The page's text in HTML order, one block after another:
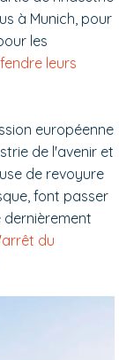
à Munich, pour
les
leurs
européenne
de l'avenir et
de revoyure
font passer
dernièrement
du